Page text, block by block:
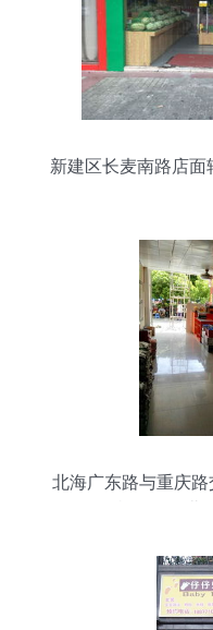
新建区长麦南路店面
北海广东路与重庆